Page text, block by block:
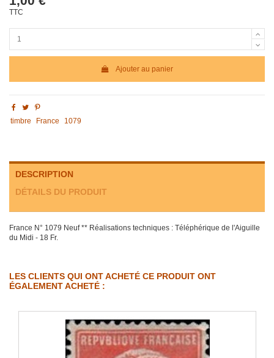
TTC
Ajouter au panier
timbre France 1079
DESCRIPTION
DÉTAILS DU PRODUIT
France N° 1079 Neuf ** Réalisations techniques : Téléphérique de l'Aiguille
du Midi - 18 Fr.
LES CLIENTS QUI ONT ACHETÉ CE PRODUIT ONT
ÉGALEMENT ACHETÉ :